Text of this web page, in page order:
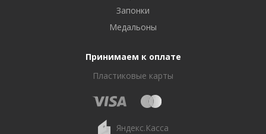
Запонки
Медальоны
Принимаем к оплате
Пластиковые карты
Яндекс.Касса